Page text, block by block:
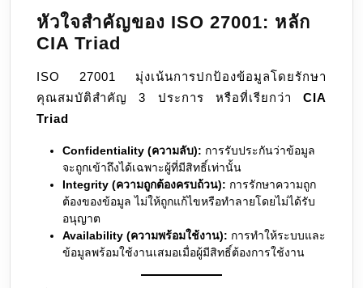
หัวใจสำคัญของ ISO 27001: หลัก
CIA Triad
ISO 27001 มุ่งเน้นการปกป้องข้อมูลโดยรักษา
คุณสมบัติสำคัญ 3 ประการ หรือที่เรียกว่า CIA
Triad
Confidentiality (ความลับ): การรับประกันว่าข้อมูล
จะถูกเข้าถึงได้เฉพาะผู้ที่มีสิทธิ์เท่านั้น
Integrity (ความถูกต้องครบถ้วน): การรักษาความถูก
ต้องของข้อมูล ไม่ให้ถูกแก้ไขหรือทำลายโดยไม่ได้รับ
อนุญาต
Availability (ความพร้อมใช้งาน): การทำให้ระบบและ
ข้อมูลพร้อมใช้งานเสมอเมื่อผู้มีสิทธิ์ต้องการใช้งาน